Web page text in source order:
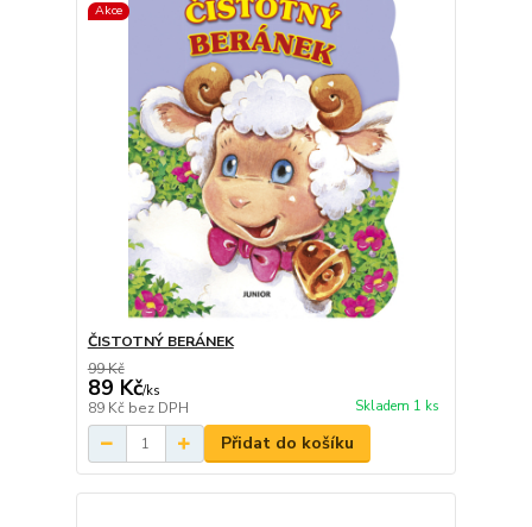
Akce
ČISTOTNÝ BERÁNEK
99 Kč
89 Kč/ks
89 Kč bez DPH Skladem 1 ks
Přidat do košíku